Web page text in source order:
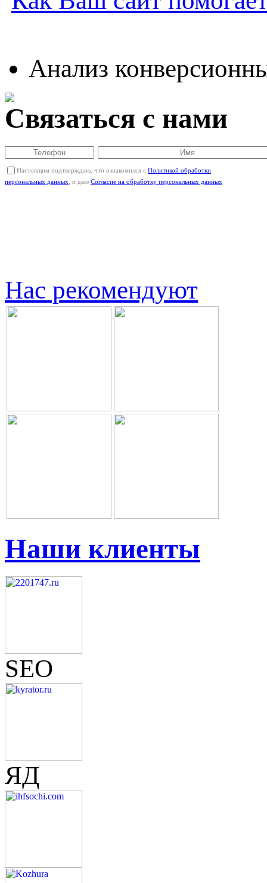
Анализ
Связаться с нами
Настоящим подтверждаю, что ознакомился с Политикой обработки
персональных данных , и даю Согласие на обработку персональных данных
Нас рекомендуют
Наши клиенты
SEO
ЯД